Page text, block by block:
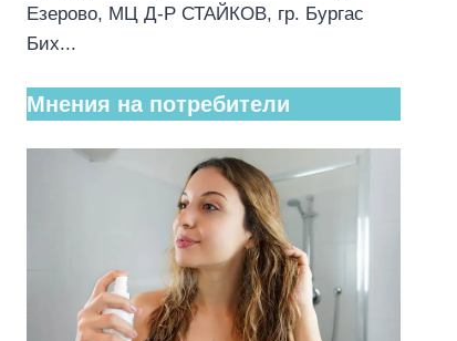
Езерово, МЦ Д-Р СТАЙКОВ, гр. Бургас
Бих...
Мнения на потребители